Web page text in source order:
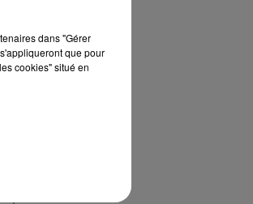
dans "Gérer
que pour
cookies" situé en